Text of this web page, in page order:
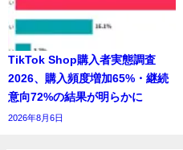
TikTok Shop購入者実態調査
2026、購入頻度増加65%・継続
意向72%の結果が明らかに
2026年8月6日